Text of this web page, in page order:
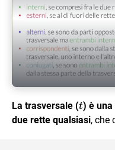
La trasversale (t
t) è
due rette qualsiasi, che